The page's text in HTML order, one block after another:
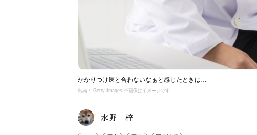
かかりつけ医と合わないなぁと感じたときは…
出典： Getty Images ※画像はイメージです
水野 梓